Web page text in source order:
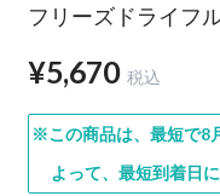
フリーズドライ
¥5,670 税込
※この商品は、最短で8
よって、最短到着日